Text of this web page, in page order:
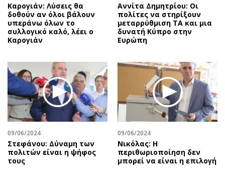
Παράξενα
Πολιτισμός
Σινεμά
Μουσική
Εικαστικά
Βιβλίο
Χειρόγραφα
Media
Εκπομπές
Wine routes
Uncut
Προσφορές
Προσωπικότητες στην ''Κ''
Επιστολές
Καρογιάν: Λύσεις θα
δοθούν αν όλοι βάλουν
υπεράνω όλων το
συλλογικό καλό, λέει ο
Καρογιάν
Αννίτα Δημητρίου: Οι
πολίτες να στηρίξουν
μεταρρύθμιση ΤΑ και μια
δυνατή Κύπρο στην
Ευρώπη
09/06/2024
Στεφάνου: Δύναμη των
πολιτών είναι η ψήφος
τους
09/06/2024
Νικόλας: Η
περιθωριοποίηση δεν
μπορεί να είναι η επιλογή